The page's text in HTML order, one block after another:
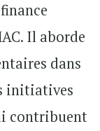
Il aborde
dans
initiatives
contribuent